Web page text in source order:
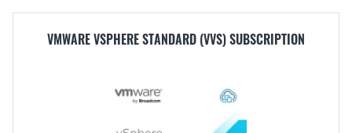
VMWARE VSPHERE STANDARD (VVS) SUBSCRIPTION